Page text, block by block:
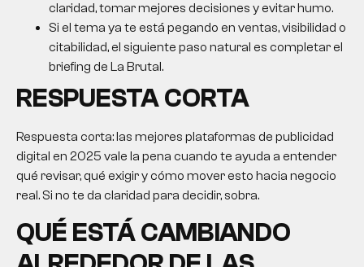
claridad, tomar mejores decisiones y evitar humo.
Si el tema ya te está pegando en ventas, visibilidad o
citabilidad, el siguiente paso natural es completar el
briefing de La Brutal.
RESPUESTA CORTA
Respuesta corta: las mejores plataformas de publicidad
digital en 2025 vale la pena cuando te ayuda a entender
qué revisar, qué exigir y cómo mover esto hacia negocio
real. Si no te da claridad para decidir, sobra.
QUÉ ESTÁ CAMBIANDO